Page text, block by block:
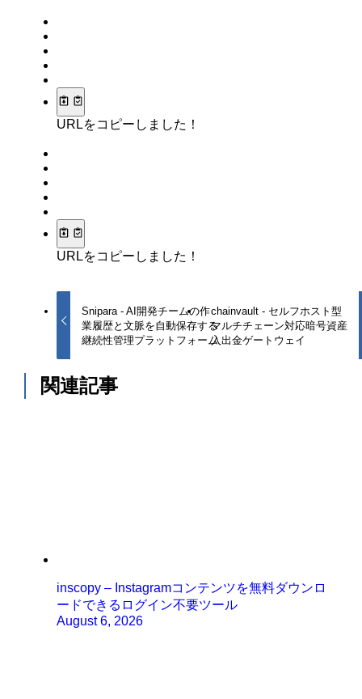
URLをコピーしました！
URLをコピーしました！
Snipara - AI開発チームの作
業履歴と文脈を自動保存する
継続性管理プラットフォーム
chainvault - セルフホスト型
マルチチェーン対応暗号資産
入出金ゲートウェイ
関連記事
inscopy – Instagramコンテンツを無料ダウンロ
ードできるログイン不要ツール
August 6, 2026